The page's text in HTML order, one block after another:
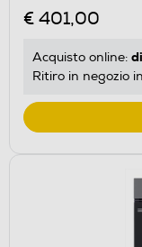
€ 401,00
Acquisto online:
Ritiro in negozio